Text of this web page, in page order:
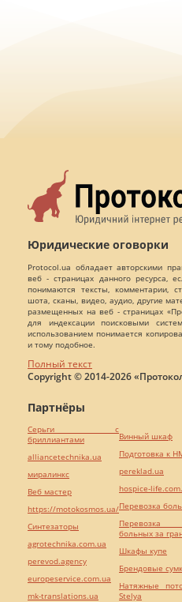
Юридические оговорки
Protocol.ua обладает авторскими
веб - страницах данного ресурса,
понимаются тексты, комментарии,
шота, сканы, видео, аудио, другие
размещенных на веб - страницах
для индексации поисковыми
использованием понимается
и тому подобное.
Полный текст
Copyright © 2014-2026
Партнёры
Серьги с
бриллиантами
alliancetechnika.ua
миралинкс
Веб мастер
https://motokosmos.ua/
Синтезаторы
agrotechnika.com.ua
perevod.agency
europeservice.com.ua
mk-translations.ua
Винный шкаф
Подготовка к
pereklad.ua
hospice-
Перевозка
Перевозка
больных за
Шкафы купе
Брендовые
Натяжные
Stelya